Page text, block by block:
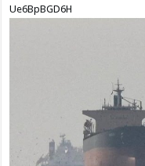
Ue6BpBGD6H